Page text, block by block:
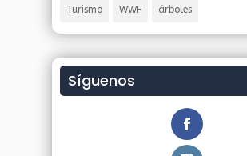
Turismo WWF árboles
Síguenos